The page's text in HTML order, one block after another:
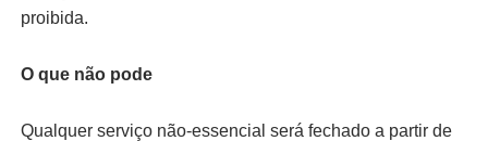
proibida.
O que não pode
Qualquer serviço não-essencial será fechado a partir de